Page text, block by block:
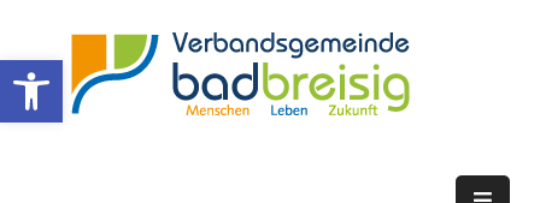
Werkzeugleiste öffnen